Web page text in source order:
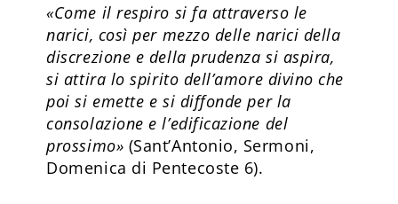
«Come il respiro si fa attraverso le
narici, così per mezzo delle narici della
discrezione e della prudenza si aspira,
si attira lo spirito dell’amore divino che
poi si emette e si diffonde per la
consolazione e l’edificazione del
prossimo» (Sant’Antonio, Sermoni,
Domenica di Pentecoste 6).